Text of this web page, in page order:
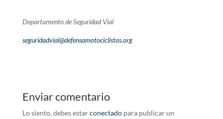
Departamento de Seguridad Vial
seguridadvial@defensamotociclistas.org
Enviar comentario
Lo siento, debes estarconectadopara publicar un